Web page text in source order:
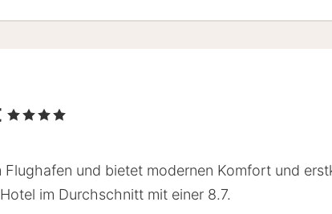
, 4 Sterne
und bietet modernen Komfort und
im Durchschnitt mit einer 8.7.